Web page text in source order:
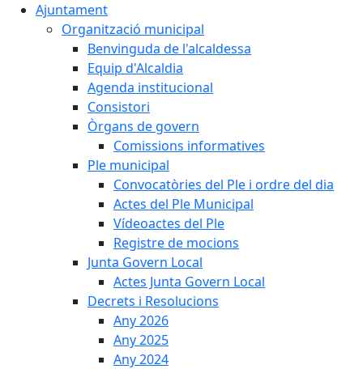
Ajuntament
Organització municipal
Benvinguda de l'alcaldessa
Equip d'Alcaldia
Agenda institucional
Consistori
Òrgans de govern
Comissions informatives
Ple municipal
Convocatòries del Ple i ordre del dia
Actes del Ple Municipal
Vídeoactes del Ple
Registre de mocions
Junta Govern Local
Actes Junta Govern Local
Decrets i Resolucions
Any 2026
Any 2025
Any 2024